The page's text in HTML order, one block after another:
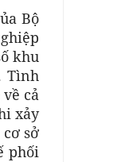
Bộ
khu
Tình
cả
xảy
sở
phối